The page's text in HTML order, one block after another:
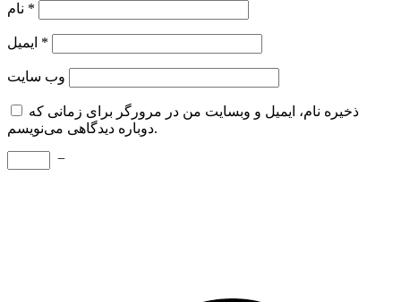
*
*
وب‌ سایت
ذخیره نام، ایمیل و وبسایت من در مرورگر برای زمانی که
دوباره دیدگاهی می‌نویسم.
−